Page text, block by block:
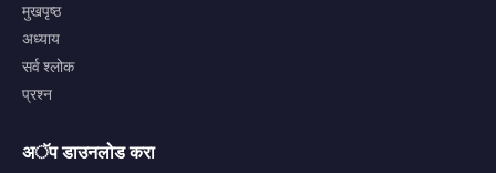
मुखपृष्ठ
अध्याय
सर्व श्लोक
प्रश्न
अॅप डाउनलोड करा